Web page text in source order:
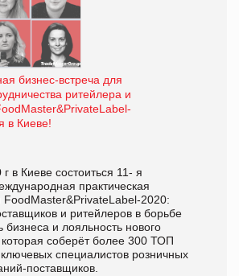
бизнес-встреча для
ритейлера и
в Киеве!
в Киеве состоиться 11- я
практическая
2020:
и ритейлеров в борьбе
бизнеса и лояльность нового
которая соберёт более 300 ТОП
специалистов розничных
поставщиков.